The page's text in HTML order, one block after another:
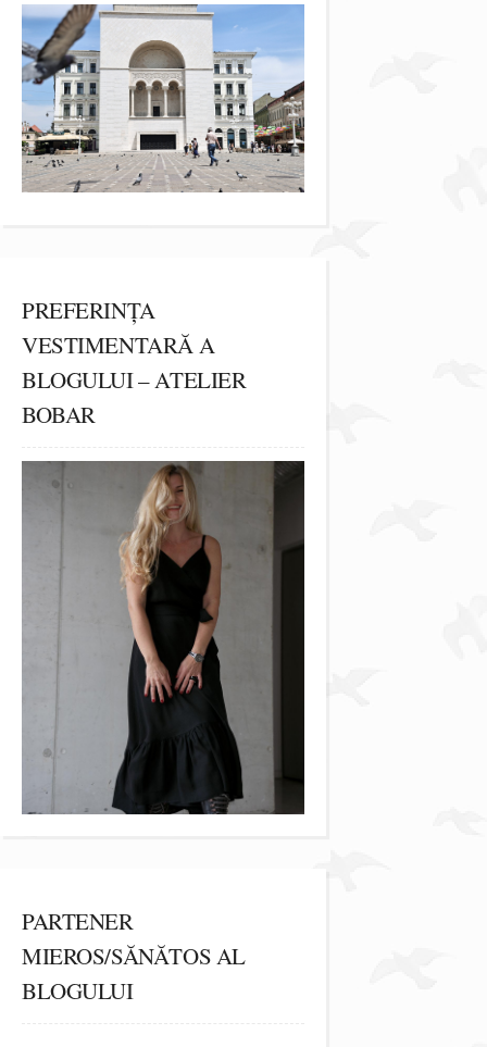
PREFERINȚA
VESTIMENTARĂ A
BLOGULUI – ATELIER
BOBAR
PARTENER
MIEROS/SĂNĂTOS AL
BLOGULUI